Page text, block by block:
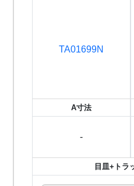
TA01699N
A寸法
-
目皿+トラ